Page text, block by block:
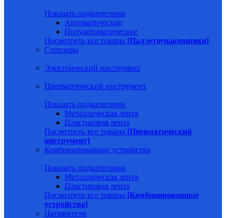
Показать подкатегории
Автоматические
Полуавтоматические
Посмотреть все товары [Паллетоупаковщики]
Степлеры
Электрический инструмент
Пневматический инструмент
Показать подкатегории
Металлическая лента
Пластиковая лента
Посмотреть все товары [Пневматический
инструмент]
Комбинированные устройства
Показать подкатегории
Металлическая лента
Пластиковая лента
Посмотреть все товары [Комбинированные
устройства]
Натяжители